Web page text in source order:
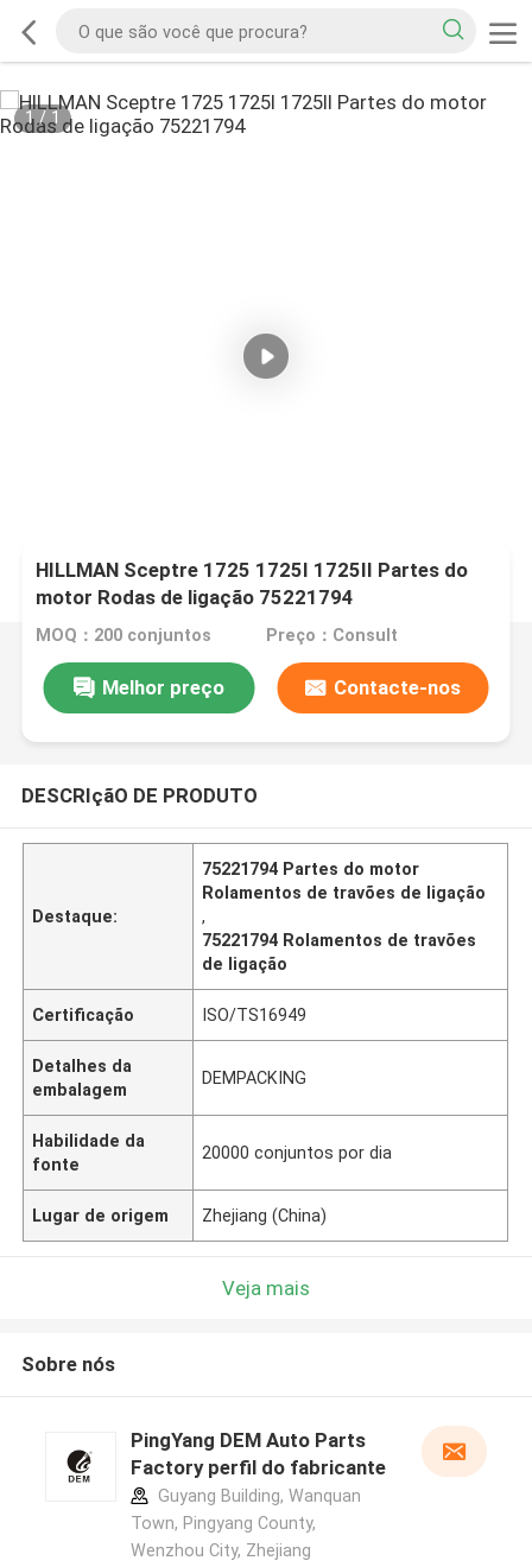
1/1
HILLMAN Sceptre 1725 1725I 1725II Partes do
motor Rodas de ligação 75221794
MOQ：200 conjuntos Preço：Consult
Melhor preço Contacte-nos
DESCRIçãO DE PRODUTO
Destaque:
75221794 Partes do motor
Rolamentos de travões de ligação
,
75221794 Rolamentos de travões
de ligação
Certificação ISO/TS16949
Detalhes da
embalagem
DEMPACKING
Habilidade da
fonte
20000 conjuntos por dia
Lugar de origem Zhejiang (China)
Veja mais
Sobre nós
PingYang DEM Auto Parts
Factory perfil do fabricante
Guyang Building, Wanquan
Town, Pingyang County,
Wenzhou City, Zhejiang